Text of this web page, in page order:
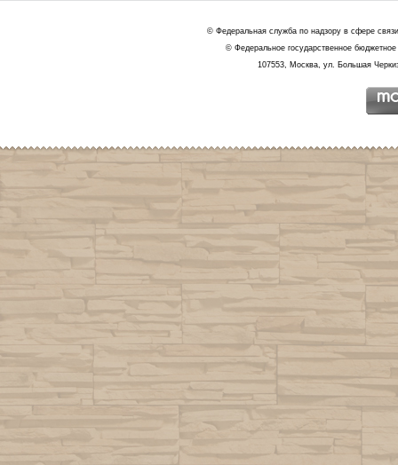
© Федеральная служба по надзору в сфере
© Федеральное государственное
107553, Москва, ул. Большая